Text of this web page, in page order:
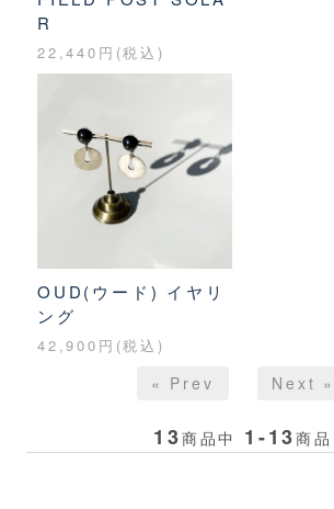
R
22,440円(税込)
OUD(ウード) イヤリ
ング
42,900円(税込)
« Prev Next »
13商品中 1-13商品